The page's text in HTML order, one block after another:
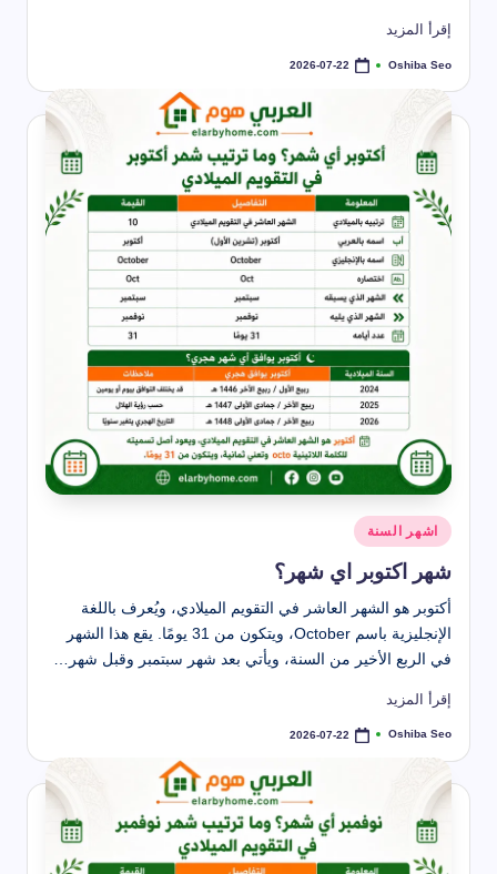
إقرأ المزيد
تمّ
بواسطة
Oshiba Seo
2026-07-22
نُشر
في
اشهر السنة
شهر اكتوبر اي شهر؟
أكتوبر هو الشهر العاشر في التقويم الميلادي، ويُعرف باللغة
الإنجليزية باسم October، ويتكون من 31 يومًا. يقع هذا الشهر
في الربع الأخير من السنة، ويأتي بعد شهر سبتمبر وقبل شهر…
إقرأ المزيد
تمّ
بواسطة
Oshiba Seo
2026-07-22